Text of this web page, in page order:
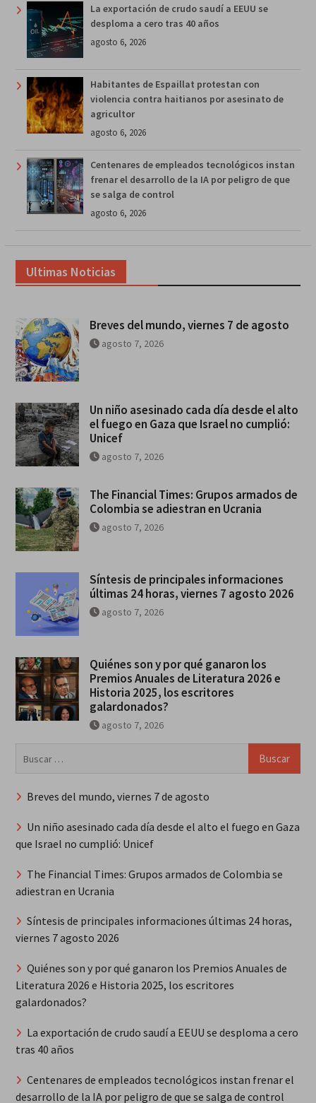
La exportación de crudo saudí a EEUU se
desploma a cero tras 40 años
agosto 6, 2026
Habitantes de Espaillat protestan con
violencia contra haitianos por asesinato de
agricultor
agosto 6, 2026
Centenares de empleados tecnológicos instan
frenar el desarrollo de la IA por peligro de que
se salga de control
agosto 6, 2026
Ultimas Noticias
Breves del mundo, viernes 7 de agosto
agosto 7, 2026
Un niño asesinado cada día desde el alto
el fuego en Gaza que Israel no cumplió:
Unicef
agosto 7, 2026
The Financial Times: Grupos armados de
Colombia se adiestran en Ucrania
agosto 7, 2026
Síntesis de principales informaciones
últimas 24 horas, viernes 7 agosto 2026
agosto 7, 2026
Quiénes son y por qué ganaron los
Premios Anuales de Literatura 2026 e
Historia 2025, los escritores
galardonados?
agosto 7, 2026
Breves del mundo, viernes 7 de agosto
Un niño asesinado cada día desde el alto el fuego en Gaza
que Israel no cumplió: Unicef
The Financial Times: Grupos armados de Colombia se
adiestran en Ucrania
Síntesis de principales informaciones últimas 24 horas,
viernes 7 agosto 2026
Quiénes son y por qué ganaron los Premios Anuales de
Literatura 2026 e Historia 2025, los escritores
galardonados?
La exportación de crudo saudí a EEUU se desploma a cero
tras 40 años
Centenares de empleados tecnológicos instan frenar el
desarrollo de la IA por peligro de que se salga de control